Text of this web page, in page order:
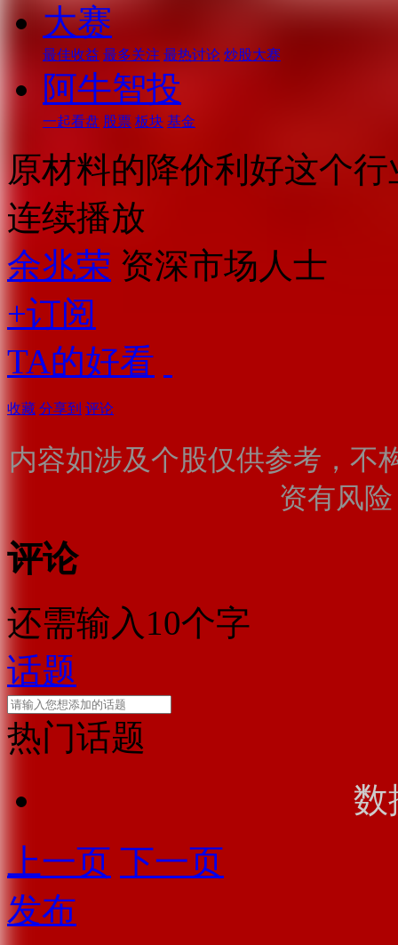
大赛
最佳收益 最多关注 最热讨论 炒股大赛
阿牛智投
一起看盘 股票 板块 基金
原材料的降价利好这个行
连续播放
余兆荣 资深市场人士
+订阅
TA的好看
收藏 分享到 评论
内容如涉及个股仅供参考，不
资有风
评论
还需输入10个字
话题
热门话题
数
上一页 下一页
发布